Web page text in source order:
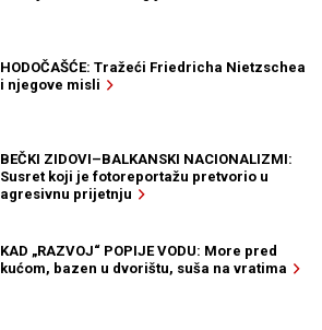
HODOČAŠĆE: Tražeći Friedricha Nietzschea
i njegove misli
BEČKI ZIDOVI–BALKANSKI NACIONALIZMI:
Susret koji je fotoreportažu pretvorio u
agresivnu prijetnju
KAD „RAZVOJ“ POPIJE VODU: More pred
kućom, bazen u dvorištu, suša na vratima